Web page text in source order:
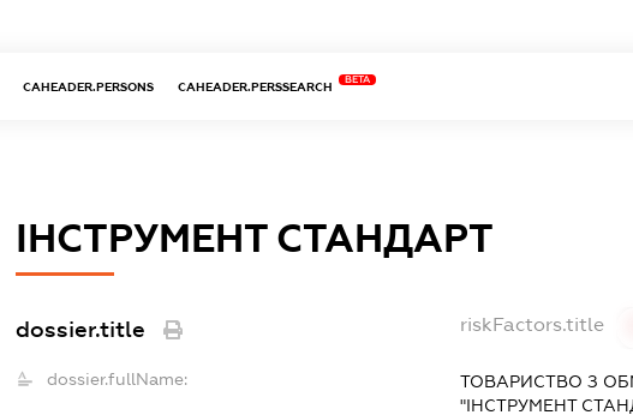
CAHEADER.PERSONS CAHEADER.PERSSEARCH
BETA
ІНСТРУМЕНТ СТАНДАРТ
dossier.title riskFactors.title
dossier.fullName:
ТОВАРИСТВО З
"ІНСТРУМЕНТ